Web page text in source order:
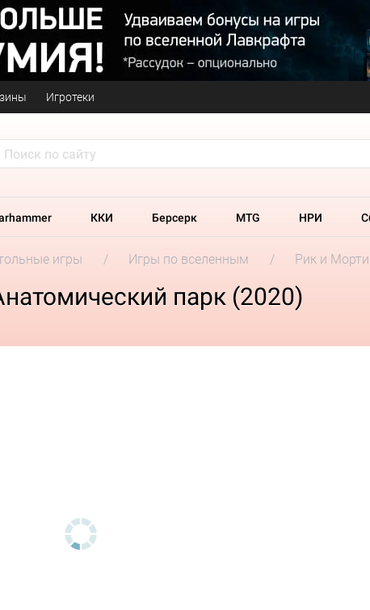
Игротеки
ККИ Берсерк MTG НРИ
игры Игры по вселенным Рик и
парк (2020)